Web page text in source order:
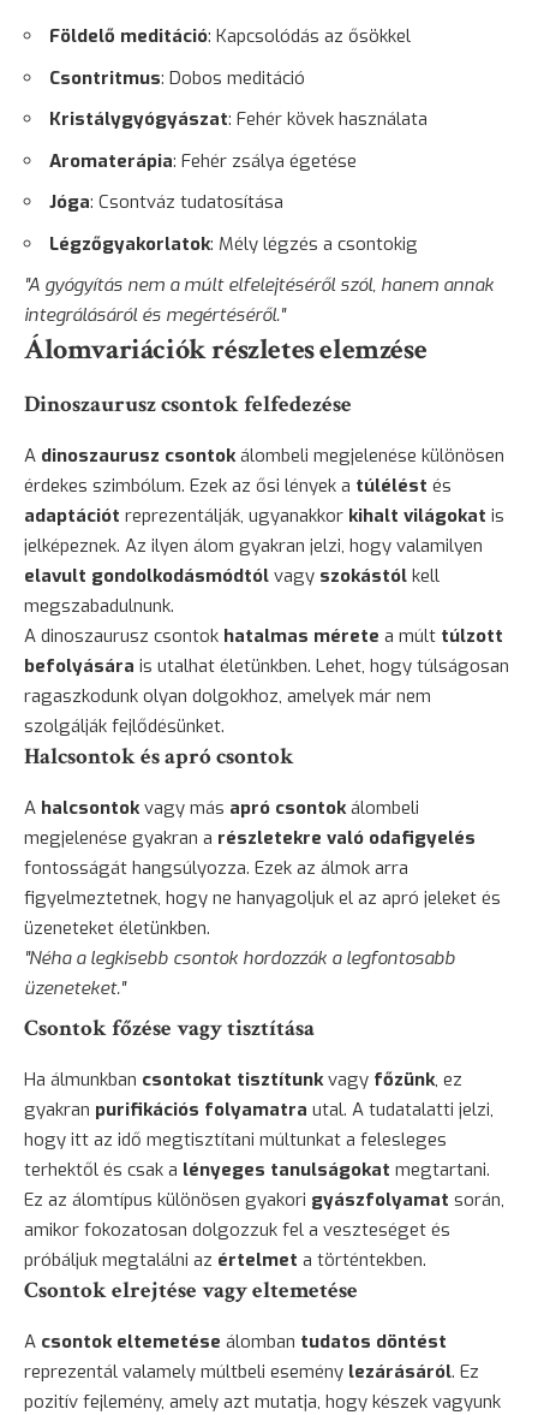
Földelő meditáció: Kapcsolódás az ősökkel
Csontritmus: Dobos meditáció
Kristálygyógyászat: Fehér kövek használata
Aromaterápia: Fehér zsálya égetése
Jóga: Csontváz tudatosítása
Légzőgyakorlatok: Mély légzés a csontokig
"A gyógyítás nem a múlt elfelejtéséről szól, hanem annak
integrálásáról és megértéséről."
Álomvariációk részletes elemzése
Dinoszaurusz csontok felfedezése
A dinoszaurusz csontokálombeli megjelenése különösen
érdekes szimbólum. Ezek az ősi lények a túlélést és
adaptációt reprezentálják, ugyanakkor kihalt világokat is
jelképeznek. Az ilyen álom gyakran jelzi, hogy valamilyen
elavult gondolkodásmódtól vagy szokástól kell
megszabadulnunk.
A dinoszaurusz csontok hatalmas mérete a múlt túlzott
befolyására is utalhat életünkben. Lehet, hogy túlságosan
ragaszkodunk olyan dolgokhoz, amelyek már nem
szolgálják fejlődésünket.
Halcsontok és apró csontok
A halcsontokvagy más apró csontokálombeli
megjelenése gyakran a részletekre való odafigyelés
fontosságát hangsúlyozza. Ezek az álmok arra
figyelmeztetnek, hogy ne hanyagoljuk el az apró jeleket és
üzeneteket életünkben.
"Néha a legkisebb csontok hordozzák a legfontosabb
üzeneteket."
Csontok főzése vagy tisztítása
Ha álmunkban csontokat tisztítunkvagy főzünk, ez
gyakran purifikációs folyamatra utal. A tudatalatti jelzi,
hogy itt az idő megtisztítani múltunkat a felesleges
terhektől és csak a lényeges tanulságokat megtartani.
Ez az álomtípus különösen gyakori gyászfolyamat során,
amikor fokozatosan dolgozzuk fel a veszteséget és
próbáljuk megtalálni az értelmet a történtekben.
Csontok elrejtése vagy eltemetése
A csontok eltemetése álomban tudatos döntést
reprezentál valamely múltbeli esemény lezárásáról. Ez
pozitív fejlemény, amely azt mutatja, hogy készek vagyunk